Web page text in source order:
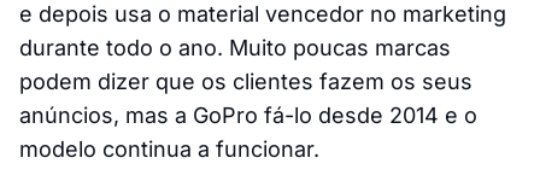
e depois usa o material vencedor no marketing
durante todo o ano. Muito poucas marcas
podem dizer que os clientes fazem os seus
anúncios, mas a GoPro fá-lo desde 2014 e o
modelo continua a funcionar.